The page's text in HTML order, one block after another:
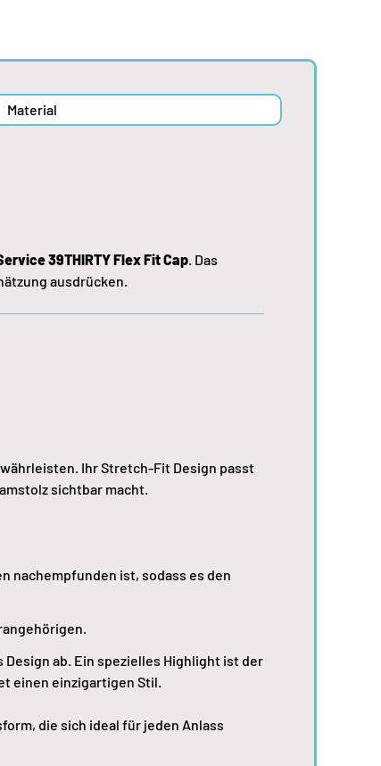
Material
39THIRTY Flex Fit Cap. Das
ausdrücken.
Ihr Stretch-Fit Design passt
sichtbar macht.
nachempfunden ist, sodass es den
ab. Ein spezielles Highlight ist der
einen einzigartigen Stil.
die sich ideal für jeden Anlass